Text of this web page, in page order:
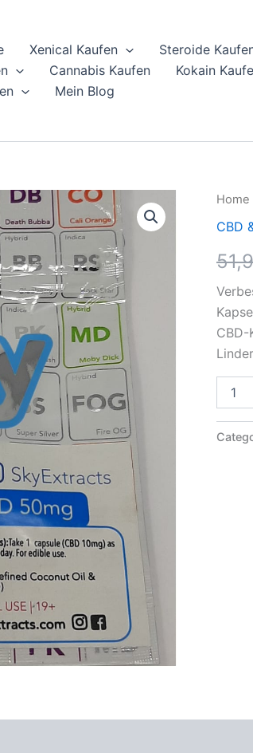
Xenical Kaufen Steroide
Cannabis Kaufen Kokain
Mein Blog
Home
CBD
Sky
CBD
Online
Kaufen